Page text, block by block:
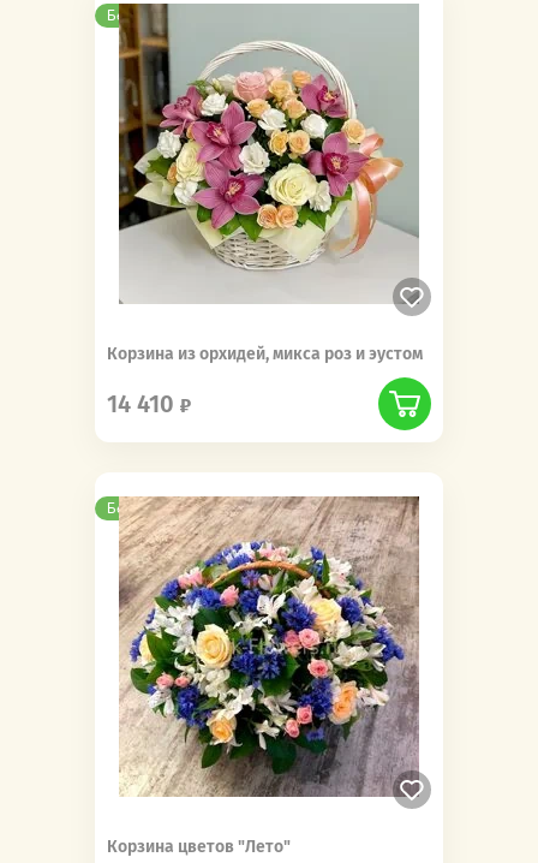
Бесплатная доставка
Корзина из орхидей, микса роз и эустом
14 410
Бесплатная доставка
Корзина цветов "Лето"